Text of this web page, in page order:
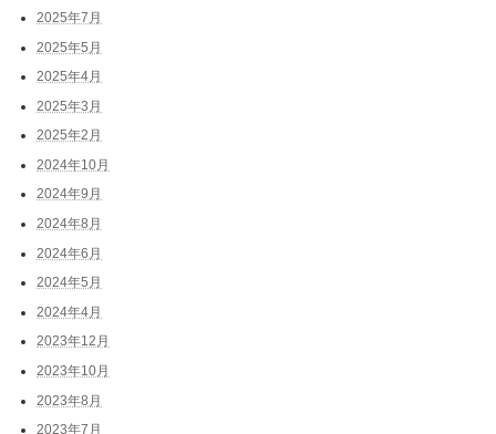
2025年7月
2025年5月
2025年4月
2025年3月
2025年2月
2024年10月
2024年9月
2024年8月
2024年6月
2024年5月
2024年4月
2023年12月
2023年10月
2023年8月
2023年7月